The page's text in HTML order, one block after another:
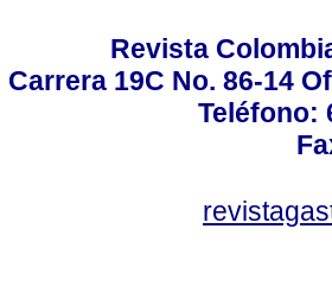
Revista
Carrera 19C No. 86-14
Teléfono: